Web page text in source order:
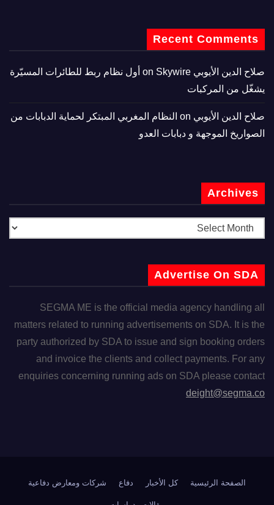
Recent Comments
صلاح الدين الأيوبي
Skywire أول نظام ربط للطائرات المسيّرة
يشغّل من المركبات
صلاح الدين الأيوبي
النظام المغربي المبتكر لحماية الدبابات من
الصواريخ الموجهة و دبابات العدو
Archives
Advertise On SDA
SEGMA ME is the official media agency handling all
matters related to running advertisements on SDA. It is the
party authorized by SDA to issue and sign booking orders
and invoice the clients and collect payments. For any
enquiries concerning running ads on SDA please contact
deight@segma.co
الصفحة الرئيسية كل الأخبار دفاع شركات ومعارض دفاعية